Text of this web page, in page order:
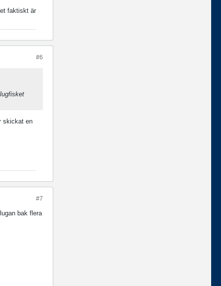
faktiskt är
#6
skickat en
#7
bak flera